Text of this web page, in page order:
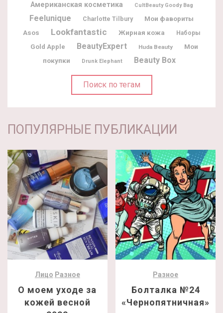
Американская косметика
CultBeauty Goody Bag
Feelunique Charlotte Tilbury Мои фавориты
Asos Lookfantastic Жирная кожа Наборы
Gold Apple BeautyExpert Huda Beauty
Мои
покупки
Drunk Elephant Beauty Box
Поиск по тегам
ПОПУЛЯРНЫЕ ПУБЛИКАЦИИ
Лицо Разное
О моем уходе за
кожей весной
Разное
Болталка №24
«Чернопятничная»